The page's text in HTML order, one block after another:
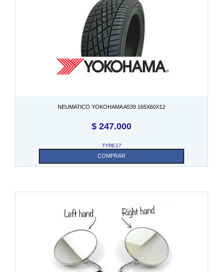
NEUMATICO YOKOHAMA A539 165X60X12
$ 247.000
TYRE17
COMPRAR